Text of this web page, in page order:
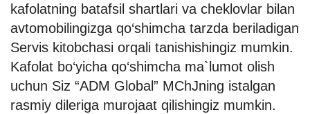
kafolatning batafsil shartlari va cheklovlar bilan
avtomobilingizga qo‘shimcha tarzda beriladigan
Servis kitobchasi orqali tanishishingiz mumkin.
Kafolat bo‘yicha qo‘shimcha ma`lumot olish
uchun Siz “ADM Global” MChJning istalgan
rasmiy dileriga murojaat qilishingiz mumkin.